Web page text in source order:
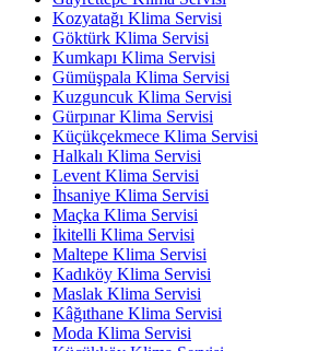
Kozyatağı Klima Servisi
Göktürk Klima Servisi
Kumkapı Klima Servisi
Gümüşpala Klima Servisi
Kuzguncuk Klima Servisi
Gürpınar Klima Servisi
Küçükçekmece Klima Servisi
Halkalı Klima Servisi
Levent Klima Servisi
İhsaniye Klima Servisi
Maçka Klima Servisi
İkitelli Klima Servisi
Maltepe Klima Servisi
Kadıköy Klima Servisi
Maslak Klima Servisi
Kâğıthane Klima Servisi
Moda Klima Servisi